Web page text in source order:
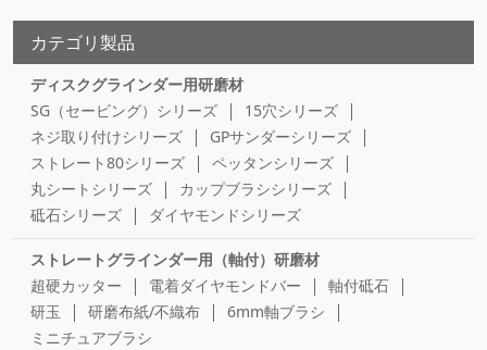
カテゴリ製品
ディスクグラインダー用研磨材
SG（セービング）シリーズ
15穴シリーズ
ネジ取り付けシリーズ
GPサンダーシリーズ
ストレート80シリーズ
ペッタンシリーズ
丸シートシリーズ
カップブラシシリーズ
砥石シリーズ
ダイヤモンドシリーズ
ストレートグラインダー用（軸付）研磨材
超硬カッター
電着ダイヤモンドバー
軸付砥石
研玉
研磨布紙/不織布
6mm軸ブラシ
ミニチュアブラシ